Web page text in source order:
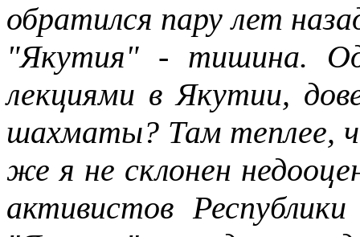
обратился пару лет
"Якутия" - тишина.
лекциями в Якутии,
шахматы? Там теплее,
же я не склонен
активистов